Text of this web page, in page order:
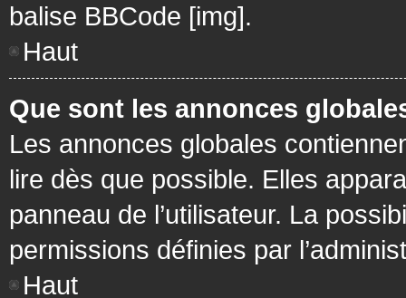
balise BBCode [img].
Haut
Que sont les annonces
Les annonces globales
lire dès que possible. Elles
panneau de l’utilisateur. La
permissions définies par
Haut